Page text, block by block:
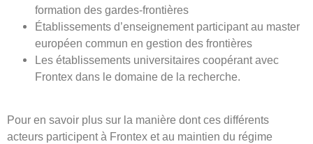
formation des gardes-frontières
Établissements d’enseignement participant au master
européen commun en gestion des frontières
Les établissements universitaires coopérant avec
Frontex dans le domaine de la recherche.
Pour en savoir plus sur la manière dont ces différents
acteurs participent à Frontex et au maintien du régime